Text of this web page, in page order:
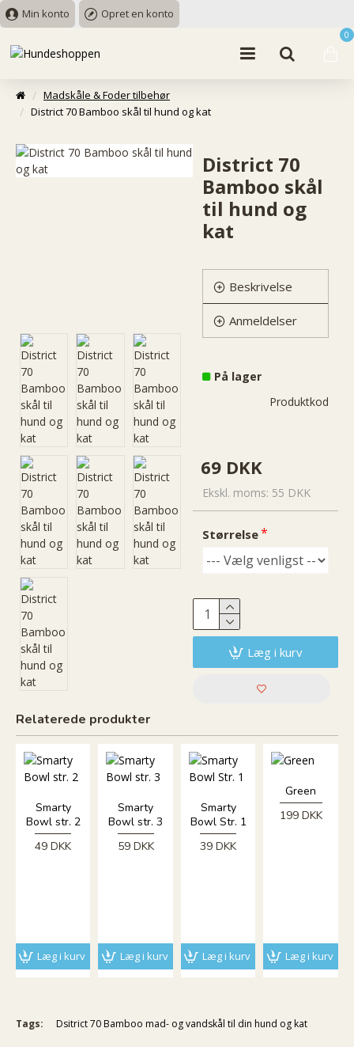
Min konto Opret en konto
0
Madskåle & Foder tilbehør
District 70 Bamboo skål til hund og kat
District 70
Bamboo skål
til hund og
kat
Beskrivelse
Anmeldelser
69 DKK
Ekskl. moms: 55 DKK
På lager
Produktkode::
Størrelse
Læg i kurv
Relaterede produkter
Smarty
Bowl str. 2
49 DKK
Læg i kurv
Smarty
Bowl str. 3
59 DKK
Læg i kurv
Smarty
Bowl Str. 1
39 DKK
Læg i kurv
Green
199 DKK
Læg i kurv
Tags: Dsitrict 70 Bamboo mad- og vandskål til din hund og kat